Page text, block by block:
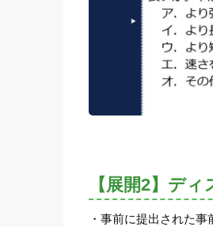
【展開2】デ
・事前に提出された